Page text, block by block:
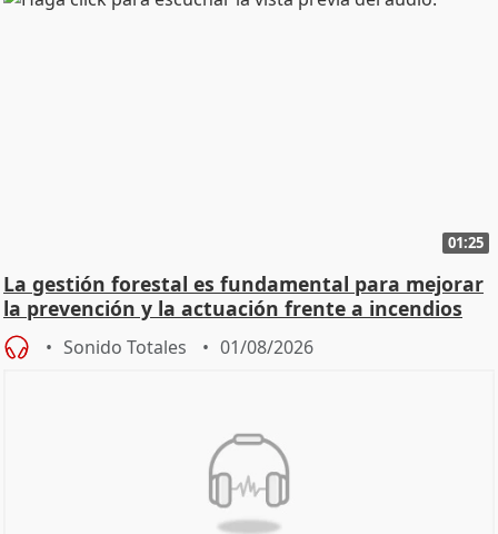
01:25
La gestión forestal es fundamental para mejorar
la prevención y la actuación frente a incendios
Sonido Totales 01/08/2026